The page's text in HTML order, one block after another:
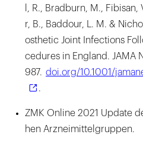
l, R., Bradburn, M., Fibisan,
r, B., Baddour, L. M. &
osthetic Joint Infections
cedures in England. JAMA
987. doi.org/10.1001/
.
ZMK Online 2021 Update
hen Arzneimittelgruppen.